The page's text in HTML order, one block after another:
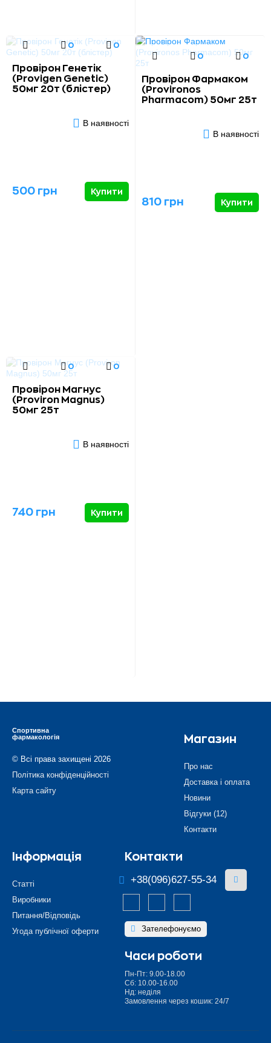
0 0
Провірон Генетік
(Provigen Genetic)
50мг 20т (блістер)
В наявності
500 грн Купити
0 0
Провірон Фармаком
(Provironos
Pharmacom) 50мг 25т
В наявності
810 грн Купити
0 0
Провірон Магнус
(Proviron Magnus)
50мг 25т
В наявності
740 грн Купити
Спортивна
фармакологія
© Всі права захищені 2026
Політика конфіденційності
Карта сайту
Магазин
Про нас
Доставка і оплата
Новини
Відгуки (12)
Контакти
Інформація
Статті
Виробники
Питання/Відповідь
Угода публічної оферти
Контакти
+38(096)627-55-34
Зателефонуємо
Часи роботи
Пн-Пт: 9.00-18.00
Сб: 10.00-16.00
Нд: неділя
Замовлення через кошик: 24/7